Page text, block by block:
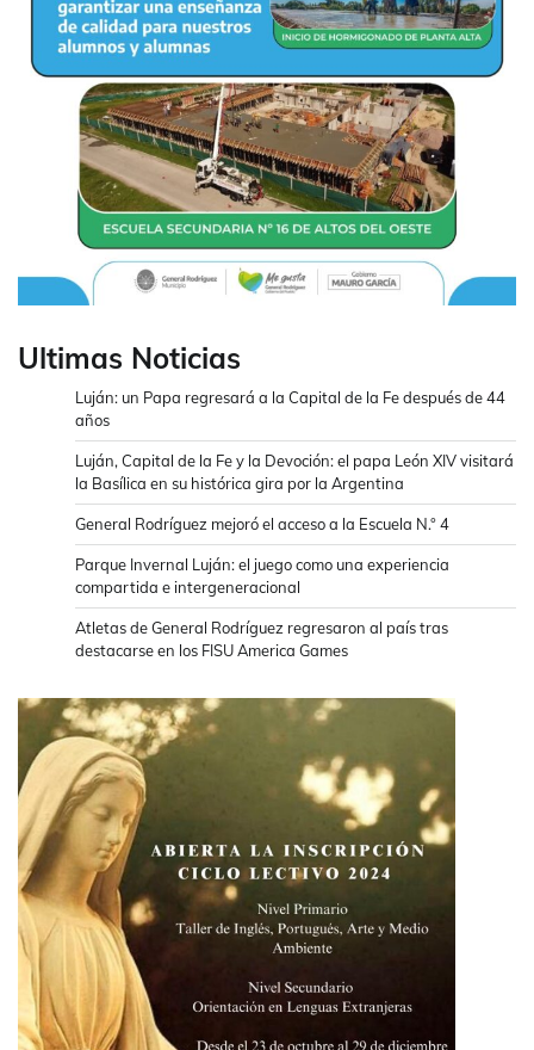
Ultimas Noticias
Luján: un Papa regresará a la Capital de la Fe después de 44
años
Luján, Capital de la Fe y la Devoción: el papa León XIV visitará
la Basílica en su histórica gira por la Argentina
General Rodríguez mejoró el acceso a la Escuela N.° 4
Parque Invernal Luján: el juego como una experiencia
compartida e intergeneracional
Atletas de General Rodríguez regresaron al país tras
destacarse en los FISU America Games